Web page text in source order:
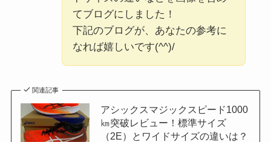
てブログにしました！
下記のブログが、あなたの参考に
なれば嬉しいです(^^)/
関連記事
アシックスマジックスピード1000
㎞突破レビュー！標準サイズ
（2E）とワイドサイズの違いは？